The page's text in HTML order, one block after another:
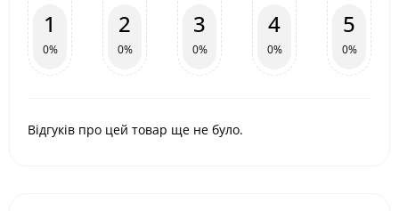
1
0%
2
0%
3
0%
4
0%
5
0%
Відгуків про цей товар ще не було.